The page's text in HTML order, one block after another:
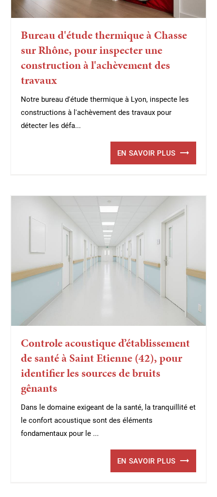
Bureau d'étude thermique à Chasse
sur Rhône, pour inspecter une
construction à l'achèvement des
travaux
Notre bureau d'étude thermique à Lyon, inspecte les
constructions à l'achèvement des travaux pour
détecter les défa...
EN SAVOIR PLUS
Controle acoustique d’établissement
de santé à Saint Etienne (42), pour
identifier les sources de bruits
gênants
Dans le domaine exigeant de la santé, la tranquillité et
le confort acoustique sont des éléments
fondamentaux pour le ...
EN SAVOIR PLUS